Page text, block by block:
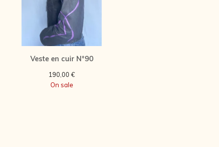
Veste en cuir N°90
190,00 €
On sale